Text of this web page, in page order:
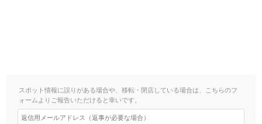
スポット情報に誤りがある場合や、移転・閉店している場合は、こちらのフ
ォームよりご報告いただけると幸いです。